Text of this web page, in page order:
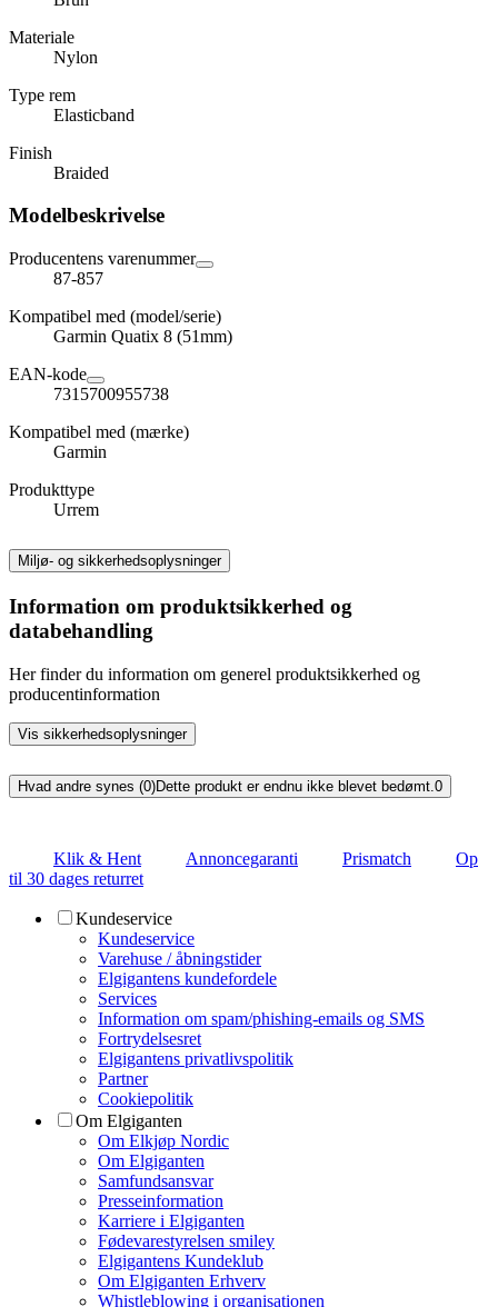
Materiale
Nylon
Type rem
Elasticband
Finish
Braided
Modelbeskrivelse
Producentens varenummer
87-857
Kompatibel med (model/serie)
Garmin Quatix 8 (51mm)
EAN-kode
7315700955738
Kompatibel med (mærke)
Garmin
Produkttype
Urrem
Miljø- og sikkerhedsoplysninger
Information om produktsikkerhed og
databehandling
Her finder du information om generel produktsikkerhed og
producentinformation
Vis sikkerhedsoplysninger
Hvad andre synes (0)Dette produkt er endnu ikke blevet bedømt. 0
Klik & Hent Annoncegaranti Prismatch
Op
til 30 dages returret
Kundeservice
Kundeservice
Varehuse / åbningstider
Elgigantens kundefordele
Services
Information om spam/phishing-emails og SMS
Fortrydelsesret
Elgigantens privatlivspolitik
Partner
Cookiepolitik
Om Elgiganten
Om Elkjøp Nordic
Om Elgiganten
Samfundsansvar
Presseinformation
Karriere i Elgiganten
Fødevarestyrelsen smiley
Elgigantens Kundeklub
Om Elgiganten Erhverv
Whistleblowing i organisationen